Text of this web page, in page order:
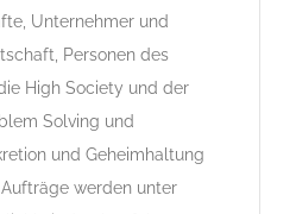
Unternehmer und
Personen des
High Society und der
Solving und
und Geheimhaltung
werden unter